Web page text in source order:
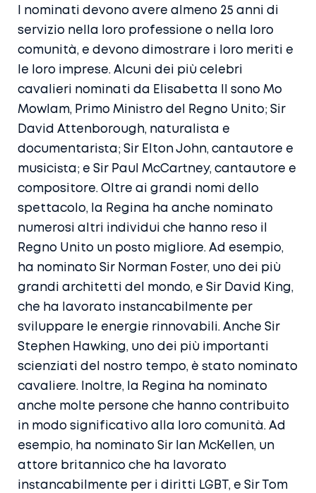
I nominati devono avere almeno 25 anni di
servizio nella loro professione o nella loro
comunità, e devono dimostrare i loro meriti e
le loro imprese. Alcuni dei più celebri
cavalieri nominati da Elisabetta II sono Mo
Mowlam, Primo Ministro del Regno Unito; Sir
David Attenborough, naturalista e
documentarista; Sir Elton John, cantautore e
musicista; e Sir Paul McCartney, cantautore e
compositore. Oltre ai grandi nomi dello
spettacolo, la Regina ha anche nominato
numerosi altri individui che hanno reso il
Regno Unito un posto migliore. Ad esempio,
ha nominato Sir Norman Foster, uno dei più
grandi architetti del mondo, e Sir David King,
che ha lavorato instancabilmente per
sviluppare le energie rinnovabili. Anche Sir
Stephen Hawking, uno dei più importanti
scienziati del nostro tempo, è stato nominato
cavaliere. Inoltre, la Regina ha nominato
anche molte persone che hanno contribuito
in modo significativo alla loro comunità. Ad
esempio, ha nominato Sir Ian McKellen, un
attore britannico che ha lavorato
instancabilmente per i diritti LGBT, e Sir Tom